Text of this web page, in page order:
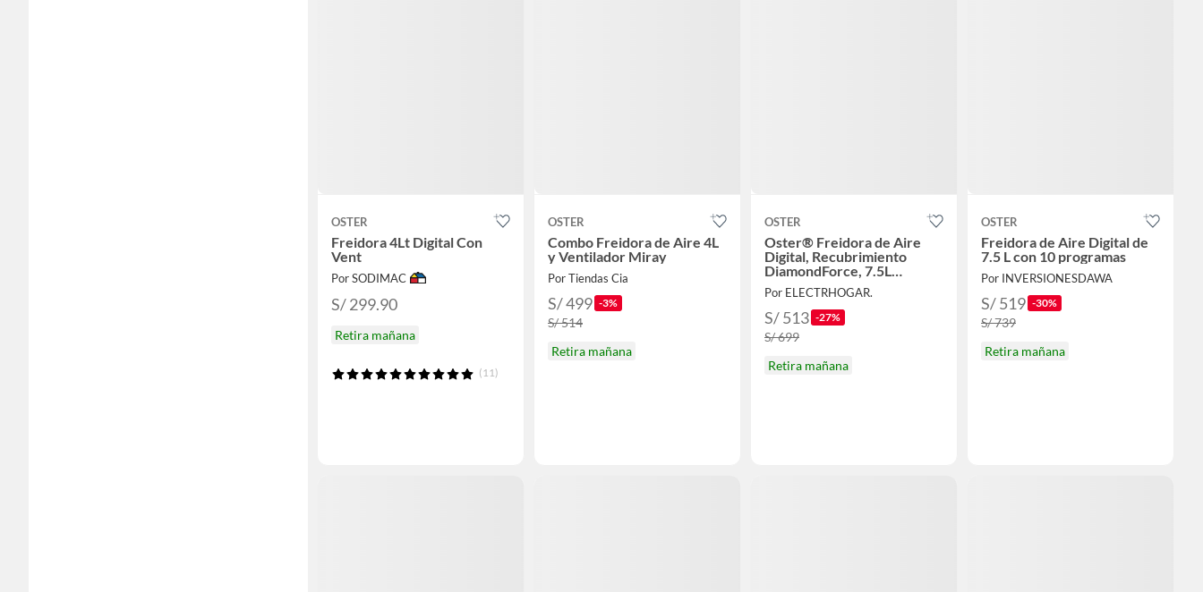
OSTER
Freidora 4Lt Digital Con
Vent
Por SODIMAC
S/ 299.90
Retira mañana
(11)
OSTER
Combo Freidora de Aire 4L
y Ventilador Miray
Por Tiendas Cia
S/ 499 -3%
S/ 514
Retira mañana
OSTER
Oster® Freidora de Aire
Digital, Recubrimiento
DiamondForce, 7.5L
CKSTAF75WDSSDF
Por ELECTRHOGAR.
S/ 513 -27%
S/ 699
Retira mañana
OSTER
Freidora de Aire Digital de
7.5 L con 10 programas
Por INVERSIONESDAWA
S/ 519 -30%
S/ 739
Retira mañana